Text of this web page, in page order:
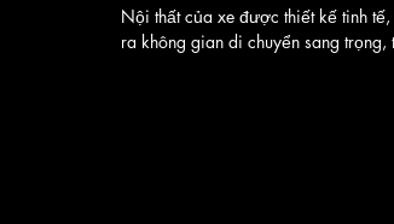
Nội thất của xe được thiết kế tinh
ra không gian di chuyển sang trọng,